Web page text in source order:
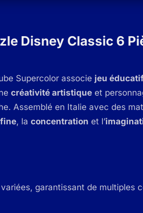
Disney Classic 6
Supercolor associe jeu
créativité artistique et
Assemblé en Italie avec des
, la concentration et l’
garantissant de multiples